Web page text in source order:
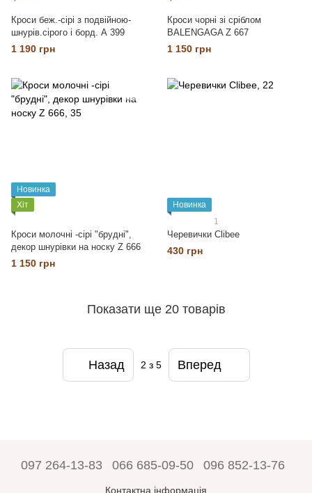
Кроси беж.-сірі з подвійною-
шнурів.сірого і борд. А 399
1 190 грн
Кроси чорні зі сріблом
BALENGAGA Z 667
1 150 грн
Новинка
Хіт
Кроси молочні -сірі "брудні",
декор шнурівки на носку Z 666
1 150 грн
Новинка
1
Черевички Clibee
430 грн
Показати ще 20 товарів
Назад 2 з 5 Вперед
097 264-13-83 066 685-09-50 096 852-13-76
Контактна інформація